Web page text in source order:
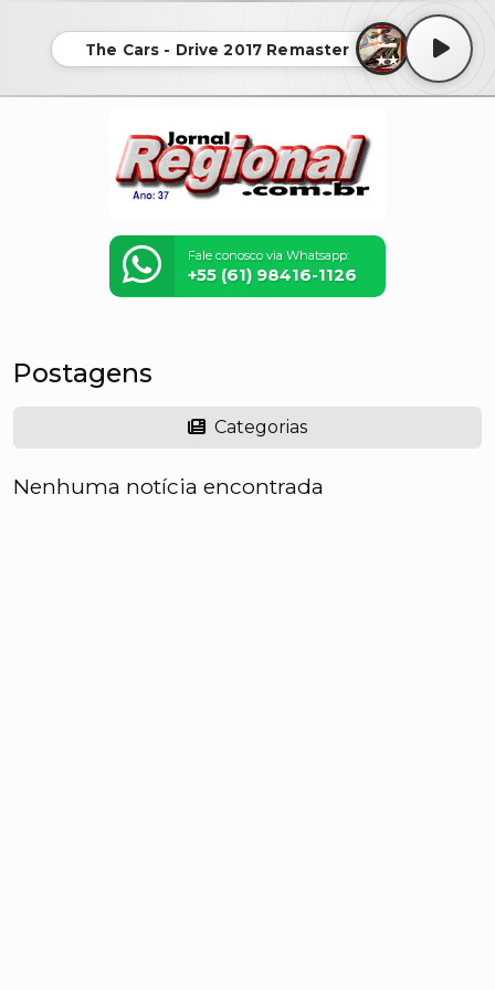
The Cars - Drive 2017 Remaster
Fale conosco via Whatsapp:
+55 (61) 98416-1126
Postagens
Categorias
Nenhuma notícia encontrada